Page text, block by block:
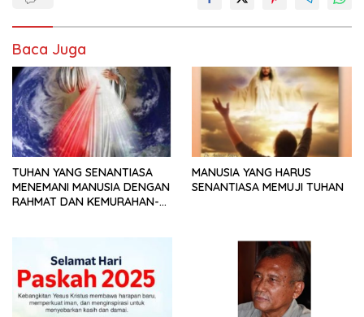
Baca Juga
TUHAN YANG SENANTIASA
MENEMANI MANUSIA DENGAN
RAHMAT DAN KEMURAHAN-
MANUSIA YANG HARUS
SENANTIASA MEMUJI TUHAN